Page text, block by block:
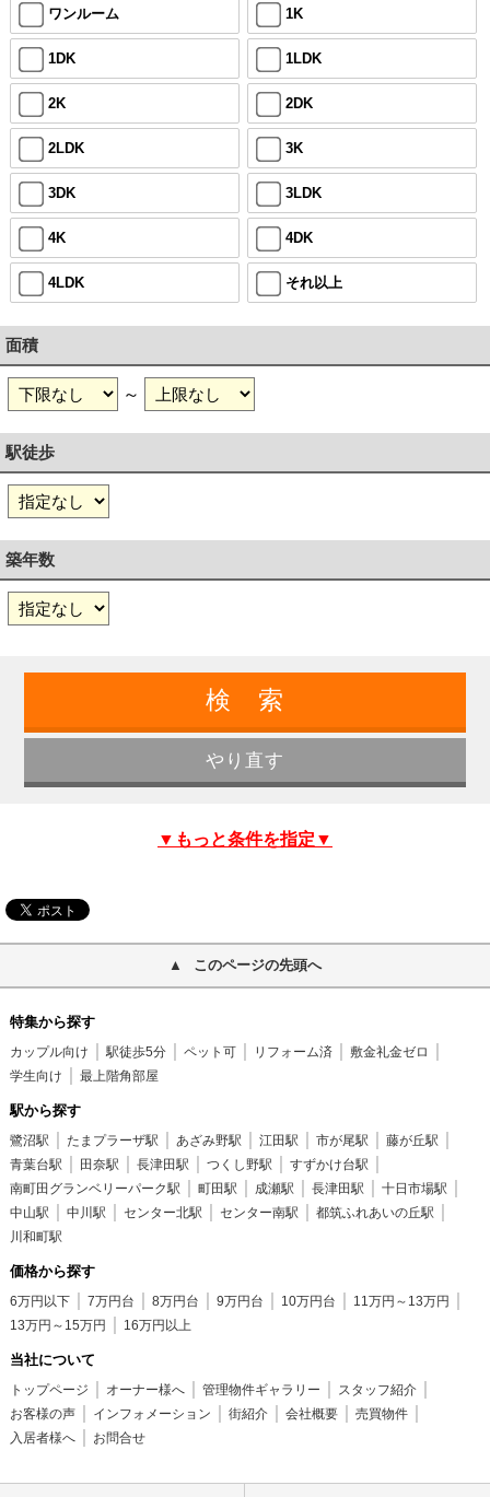
ワンルーム 1K
1DK 1LDK
2K 2DK
2LDK 3K
3DK 3LDK
4K 4DK
4LDK それ以上
面積
～
駅徒歩
築年数
▼もっと条件を指定▼
このページの先頭へ
特集から探す
カップル向け 駅徒歩5分 ペット可 リフォーム済
敷金礼金ゼロ
学生向け
最上階角部屋
駅から探す
鷺沼駅 たまプラーザ駅 あざみ野駅 江田駅 市が尾駅
藤が丘駅
青葉台駅
田奈駅 長津田駅 つくし野駅
すずかけ台駅
南町田グランベリーパーク駅
町田駅 成瀬駅 長津田駅
十日市場駅
中山駅
中川駅 センター北駅 センター南駅
都筑ふれあいの丘駅
川和町駅
価格から探す
6万円以下 7万円台 8万円台 9万円台 10万円台
11万円～13万円
13万円～15万円
16万円以上
当社について
トップページ オーナー様へ 管理物件ギャラリー
スタッフ紹介
お客様の声
インフォメーション 街紹介 会社概要
売買物件
入居者様へ
お問合せ